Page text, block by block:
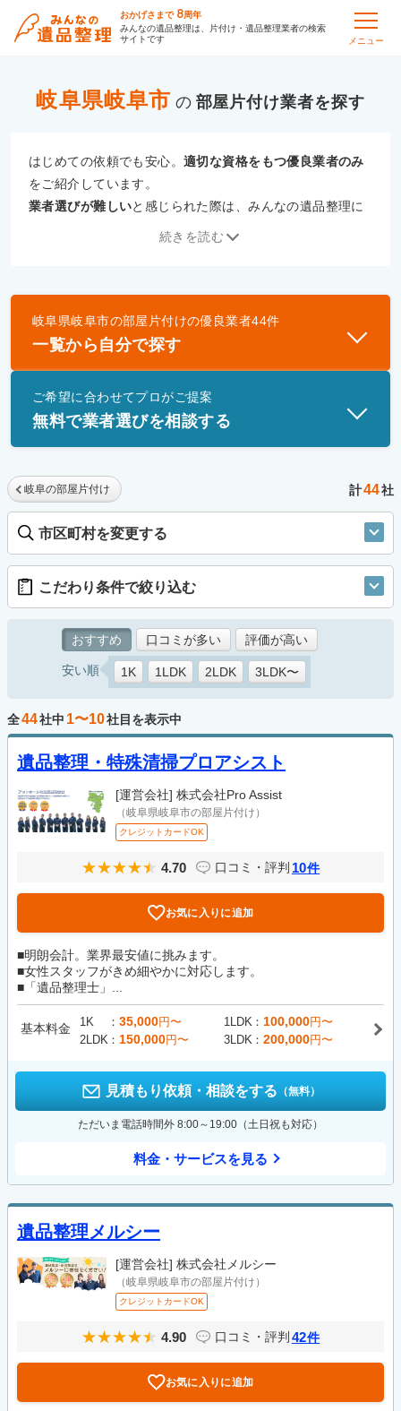
おかげさまで 8周年
みんなの遺品整理は、片付け・遺品整理業者の検索
サイトです
メニュー
岐阜県岐阜市 の 部屋片付け
はじめての依頼でも安心。適切な資格をもつ優良業者のみ
をご紹介しています。
業者選びが難しいと感じられた際は、みんなの遺品整理に
優良業者とは
一般財団法人遺品整理認定協会、および一般社団法
士」資格を持つ事業者のみ掲載しています。
続きを読む
岐阜県岐阜市の部屋片付けの優良業者44件
一覧から自分で探す
ご希望に合わせてプロがご提案
無料で業者選びを相談する
岐阜の部屋片付け 計44社
市区町村を変更する
こだわり条件で絞り込む
おすすめ 口コミが多い 評価が高い
安い順 1K 1LDK 2LDK 3LDK〜
全44社中 1〜10社目を表示中
遺品整理・特殊清掃プロアシスト
[運営会社] 株式会社Pro Assist
（岐阜県岐阜市の部屋片付け）
クレジットカードOK
4.70 口コミ・評判 10件
お気に入りに追加
■明朗会計。業界最安値に挑みます。
■女性スタッフがきめ細やかに対応します。
■「遺品整理士」...
基本料金 1K 35,000円〜 1LDK 100,000円〜
2LDK
150,000円〜 3LDK 200,000円〜
見積もり依頼・相談をする （無料）
ただいま電話時間外 8:00～19:00（土日祝も対応）
料金・サービスを見る
遺品整理メルシー
[運営会社] 株式会社メルシー
（岐阜県岐阜市の部屋片付け）
クレジットカードOK
4.90 口コミ・評判 42件
お気に入りに追加